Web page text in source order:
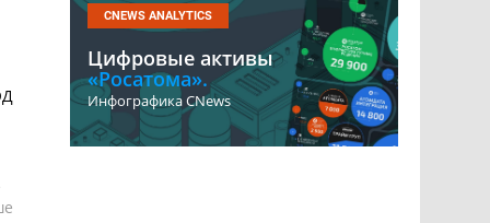
CNEWS ANALYTICS
Цифровые активы
«Росатома».
Инфографика CNews